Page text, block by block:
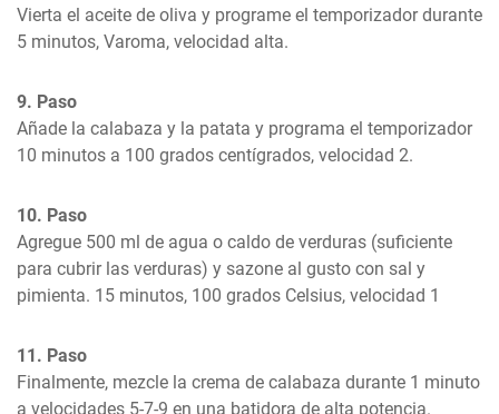
Vierta el aceite de oliva y programe el temporizador durante
5 minutos, Varoma, velocidad alta.
9. Paso
Añade la calabaza y la patata y programa el temporizador
10 minutos a 100 grados centígrados, velocidad 2.
10. Paso
Agregue 500 ml de agua o caldo de verduras (suficiente
para cubrir las verduras) y sazone al gusto con sal y
pimienta. 15 minutos, 100 grados Celsius, velocidad 1
11. Paso
Finalmente, mezcle la crema de calabaza durante 1 minuto
a velocidades 5-7-9 en una batidora de alta potencia.